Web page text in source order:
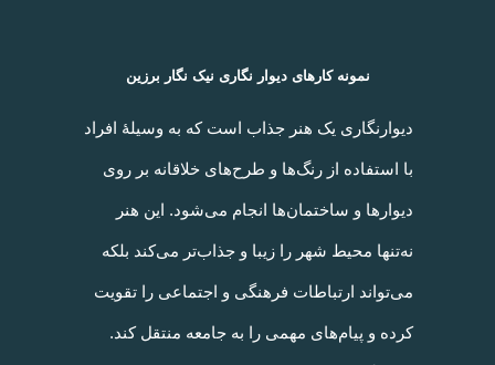
نمونه کارهای دیوار نگاری نیک نگار برزین
دیوارنگاری یک هنر جذاب است که به وسیلۀ افراد
با استفاده از رنگ‌ها و طرح‌های خلاقانه بر روی
دیوارها و ساختمان‌ها انجام می‌شود. این هنر
نه‌تنها محیط شهر را زیبا و جذاب‌تر می‌کند بلکه
می‌تواند ارتباطات فرهنگی و اجتماعی را تقویت
کرده و پیام‌های مهمی را به جامعه منتقل کند.